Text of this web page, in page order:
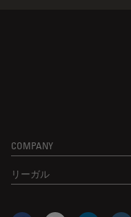
COMPANY
リーガル